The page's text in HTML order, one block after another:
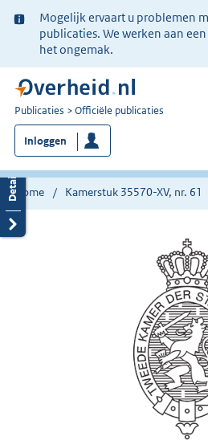
Ter
informatie:
Mogelijk ervaart u problemen
publicaties. We werken aan
het ongemak.
U
bent
nu
hier:
Publicaties Officiële publicaties
Inloggen
Home Kamerstuk 35570-XV, nr. 61